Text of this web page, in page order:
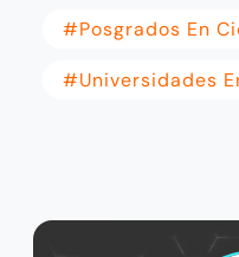
#posgrados En
#universidades